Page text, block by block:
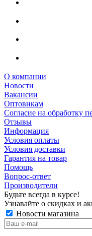
О компании
Новости
Вакансии
Оптовикам
Cогласие на обработку
Отзывы
Информация
Условия оплаты
Условия доставки
Гарантия на товар
Помощь
Вопрос-ответ
Производители
Будьте всегда в курсе!
Узнавайте о скидках и
Новости магазина